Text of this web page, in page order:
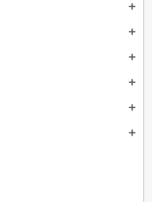
add
add
add
add
add
add